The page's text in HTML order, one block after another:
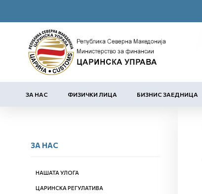
ЗА НАС ФИЗИЧКИ ЛИЦА БИЗНИС ЗАЕДНИЦА
ЗА НАС
НАШАТА УЛОГА
ЦАРИНСКА РЕГУЛАТИВА